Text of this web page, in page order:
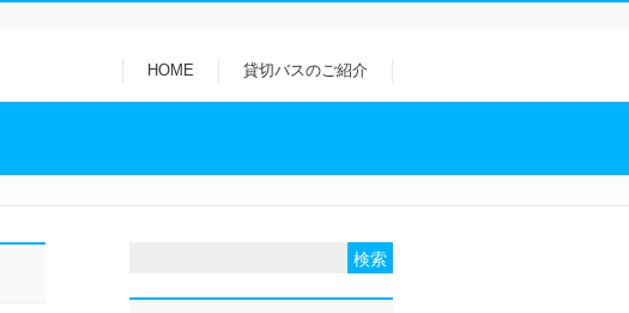
HOME 貸切バスのご紹介